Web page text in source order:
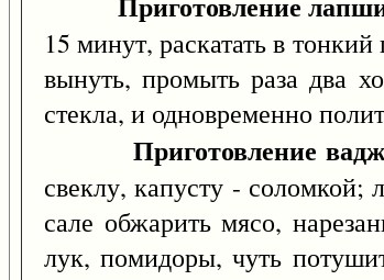
15 минут, раскатать в
вынуть, промыть раза два
стекла, и одновременно
Приготовление
свеклу, капусту -
сале обжарить мясо,
лук, помидоры, чуть